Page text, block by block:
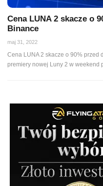
Cena LUNA 2 skacze o
Binance
maj 31, 2022
Cena LUNA 2 skacze o 90% przed
premiery nowej Luny 2 w weekend